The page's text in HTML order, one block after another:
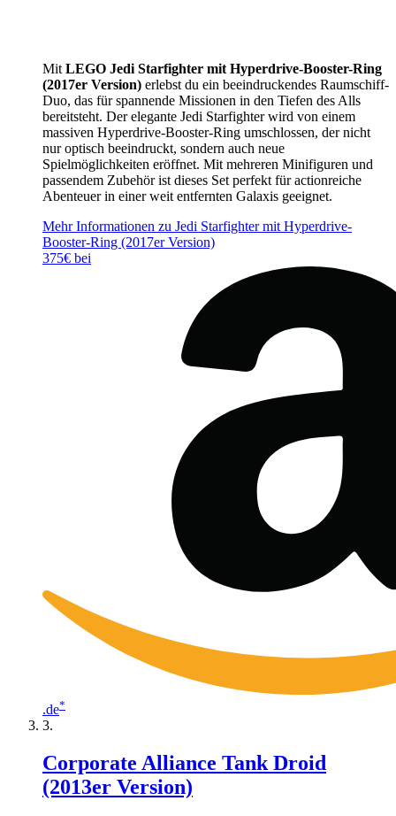
Mit LEGO Jedi Starfighter mit Hyperdrive-Booster-Ring
(2017er Version) erlebst du ein beeindruckendes Raumschiff-
Duo, das für spannende Missionen in den Tiefen des Alls
bereitsteht. Der elegante Jedi Starfighter wird von einem
massiven Hyperdrive-Booster-Ring umschlossen, der nicht
nur optisch beeindruckt, sondern auch neue
Spielmöglichkeiten eröffnet. Mit mehreren Minifiguren und
passendem Zubehör ist dieses Set perfekt für actionreiche
Abenteuer in einer weit entfernten Galaxis geeignet.
Mehr Informationen zu Jedi Starfighter mit Hyperdrive-
Booster-Ring (2017er Version)
375€ bei
.de*
Corporate Alliance Tank Droid
(2013er Version)